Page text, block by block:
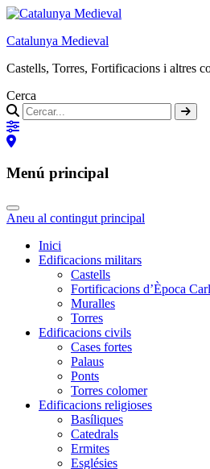
Catalunya Medieval
Castells, Torres, Fortificacions i altres
Cerca
Menú principal
Aneu al contingut principal
Inici
Edificacions militars
Castells
Fortificacions d’Època
Muralles
Torres
Edificacions civils
Cases fortes
Palaus
Ponts
Torres colomer
Edificacions religioses
Basíliques
Catedrals
Ermites
Esglésies